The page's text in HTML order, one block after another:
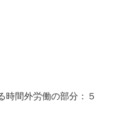
間外労働の部分：５